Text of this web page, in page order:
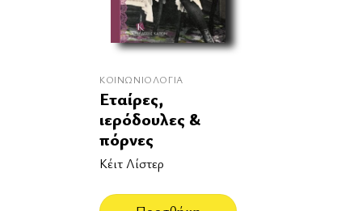
ΚΟΙΝΩΝΙΟΛΟΓΊΑ
Εταίρες,
ιερόδουλες &
πόρνες
Κέιτ Λίστερ